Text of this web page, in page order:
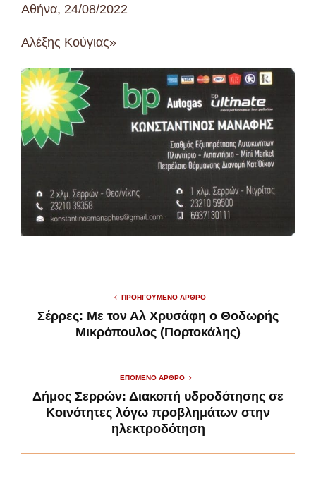
Αθήνα, 24/08/2022
Αλέξης Κούγιας»
ΠΡΟΗΓΟΎΜΕΝΟ ΆΡΘΡΟ
Σέρρες: Με τον Αλ Χρυσάφη ο Θοδωρής
Μικρόπουλος (Πορτοκάλης)
ΕΠΌΜΕΝΟ ΆΡΘΡΟ
Δήμος Σερρών: Διακοπή υδροδότησης σε
Κοινότητες λόγω προβλημάτων στην
ηλεκτροδότηση